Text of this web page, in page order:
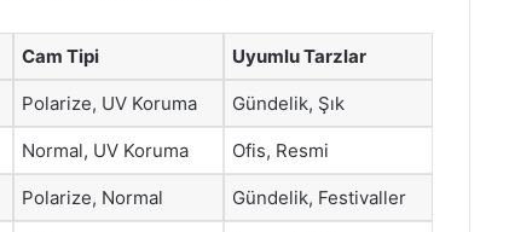
Cam Tipi Uyumlu Tarzlar
Polarize, UV Koruma Gündelik, Şık
Normal, UV Koruma Ofis, Resmi
Polarize, Normal Gündelik, Festivaller